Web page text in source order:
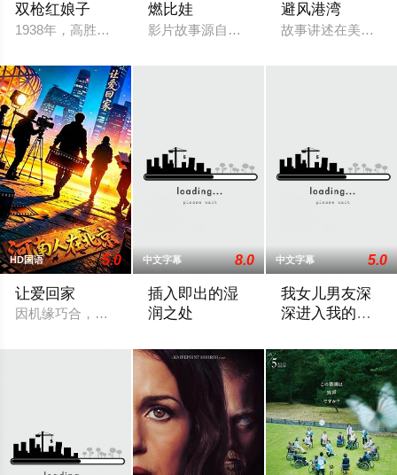
双枪红娘子
1938年，高胜男新婚之日，丈夫被日军残害，父辈亦遭屠戮。
燃比娃
影片故事源自羌族神话，讲述了一只被人
避风港湾
故事讲述在美国东
HD国语 5.0
让爱回家
因机缘巧合，向现实妥协的导演朱达仁萌生拍一部《河南人在
中文字幕 8.0
插入即出的湿
润之处
中文字幕 5.0
我女儿男友深
深进入我的身